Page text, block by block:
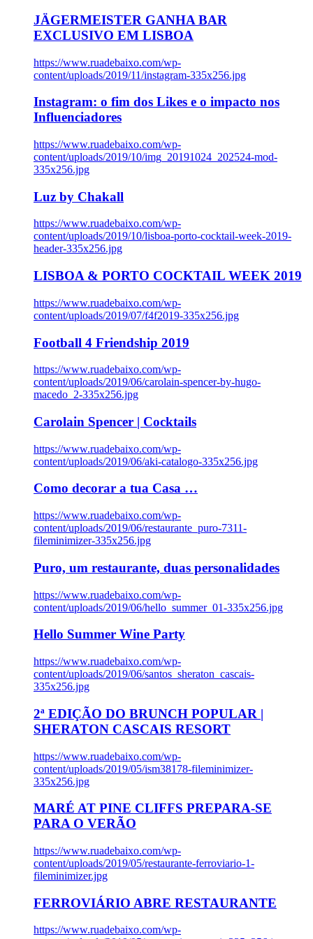
JÄGERMEISTER GANHA BAR
EXCLUSIVO EM LISBOA
https://www.ruadebaixo.com/wp-
content/uploads/2019/11/instagram-335x256.jpg
Instagram: o fim dos Likes e o impacto nos
Influenciadores
https://www.ruadebaixo.com/wp-
content/uploads/2019/10/img_20191024_202524-mod-
335x256.jpg
Luz by Chakall
https://www.ruadebaixo.com/wp-
content/uploads/2019/10/lisboa-porto-cocktail-week-2019-
header-335x256.jpg
LISBOA & PORTO COCKTAIL WEEK 2019
https://www.ruadebaixo.com/wp-
content/uploads/2019/07/f4f2019-335x256.jpg
Football 4 Friendship 2019
https://www.ruadebaixo.com/wp-
content/uploads/2019/06/carolain-spencer-by-hugo-
macedo_2-335x256.jpg
Carolain Spencer | Cocktails
https://www.ruadebaixo.com/wp-
content/uploads/2019/06/aki-catalogo-335x256.jpg
Como decorar a tua Casa …
https://www.ruadebaixo.com/wp-
content/uploads/2019/06/restaurante_puro-7311-
fileminimizer-335x256.jpg
Puro, um restaurante, duas personalidades
https://www.ruadebaixo.com/wp-
content/uploads/2019/06/hello_summer_01-335x256.jpg
Hello Summer Wine Party
https://www.ruadebaixo.com/wp-
content/uploads/2019/06/santos_sheraton_cascais-
335x256.jpg
2ª EDIÇÃO DO BRUNCH POPULAR |
SHERATON CASCAIS RESORT
https://www.ruadebaixo.com/wp-
content/uploads/2019/05/ism38178-fileminimizer-
335x256.jpg
MARÉ AT PINE CLIFFS PREPARA-SE
PARA O VERÃO
https://www.ruadebaixo.com/wp-
content/uploads/2019/05/restaurante-ferroviario-1-
fileminimizer.jpg
FERROVIÁRIO ABRE RESTAURANTE
https://www.ruadebaixo.com/wp-